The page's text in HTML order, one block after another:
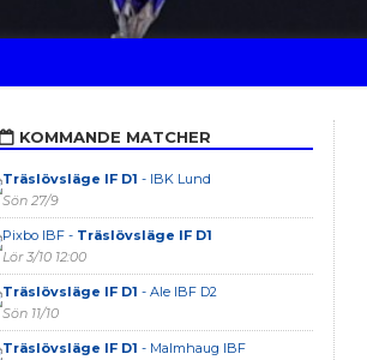
KOMMANDE MATCHER
Träslövsläge IF D1 - IBK Lund
Sön 27/9
Pixbo IBF - Träslövsläge IF D1
Lör 3/10 12:00
Träslövsläge IF D1 - Ale IBF D2
Sön 11/10
Träslövsläge IF D1 - Malmhaug IBF